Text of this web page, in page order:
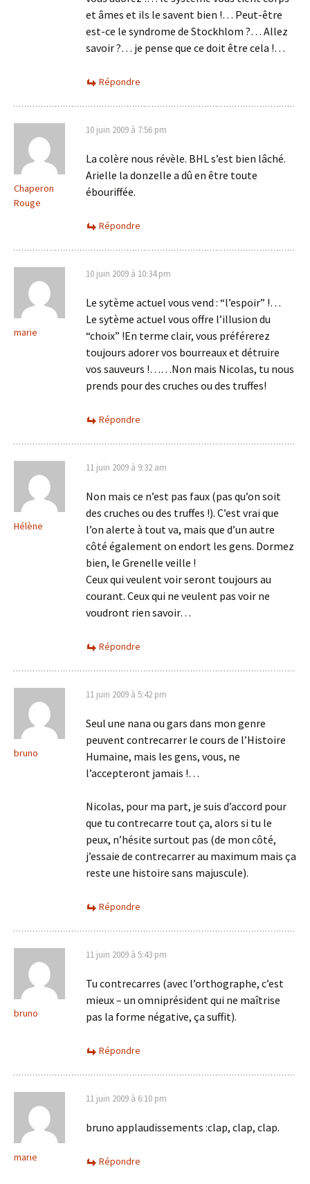
et âmes et ils le savent bien !… Peut-être
est-ce le syndrome de Stockhlom ?… Allez
savoir ?… je pense que ce doit être cela !…
Répondre
Chaperon
Rouge
10 juin 2009 à 7:56 pm
La colère nous révèle. BHL s’est bien lâché.
Arielle la donzelle a dû en être toute
ébouriffée.
Répondre
marie
10 juin 2009 à 10:34 pm
Le sytème actuel vous vend : “l’espoir” !…
Le sytème actuel vous offre l’illusion du
“choix” !En terme clair, vous préférerez
toujours adorer vos bourreaux et détruire
vos sauveurs !……Non mais Nicolas, tu nous
prends pour des cruches ou des truffes!
Répondre
Hélène
11 juin 2009 à 9:32 am
Non mais ce n’est pas faux (pas qu’on soit
des cruches ou des truffes !). C’est vrai que
l’on alerte à tout va, mais que d’un autre
côté également on endort les gens. Dormez
bien, le Grenelle veille !
Ceux qui veulent voir seront toujours au
courant. Ceux qui ne veulent pas voir ne
voudront rien savoir…
Répondre
bruno
11 juin 2009 à 5:42 pm
Seul une nana ou gars dans mon genre
peuvent contrecarrer le cours de l’Histoire
Humaine, mais les gens, vous, ne
l’accepteront jamais !…
Nicolas, pour ma part, je suis d’accord pour
que tu contrecarre tout ça, alors si tu le
peux, n’hésite surtout pas (de mon côté,
j’essaie de contrecarrer au maximum mais ça
reste une histoire sans majuscule).
Répondre
bruno
11 juin 2009 à 5:43 pm
Tu contrecarres (avec l’orthographe, c’est
mieux – un omniprésident qui ne maîtrise
pas la forme négative, ça suffit).
Répondre
marie
11 juin 2009 à 6:10 pm
bruno applaudissements :clap, clap, clap.
Répondre